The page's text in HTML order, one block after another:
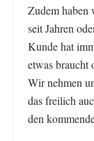
Zudem haben
seit Jahren
Kunde hat
etwas braucht
Wir nehmen
das freilich
den